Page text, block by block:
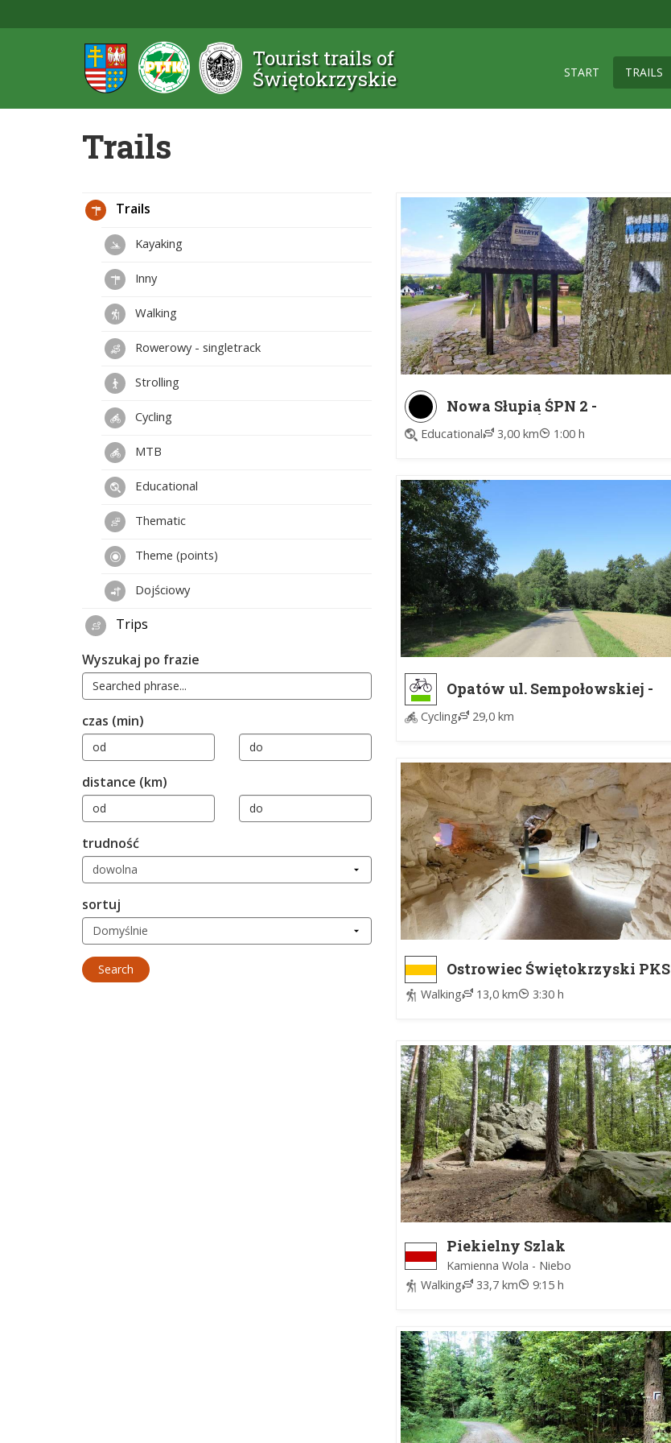
Tourist trails of
Świętokrzyskie
START TRAILS
Trails
Nowa Słupia ŚPN 2 -
Trzecianka ŚPN
Educational 3,00 km 1:00 h
Opatów ul. Sempołowskiej -
Opatów Centrum Kultury
Cycling 29,0 km
Ostrowiec Świętokrzyski PKS
- Krzemionki
Walking 13,0 km 3:30 h
Piekielny Szlak
Kamienna Wola - Niebo
Walking
33,7 km 9:15 h
Trails
Kayaking
Inny
Walking
Rowerowy - singletrack
Strolling
Cycling
MTB
Educational
Thematic
Theme (points)
Dojściowy
Trips
Wyszukaj po frazie
czas (min)
distance (km)
trudność
sortuj